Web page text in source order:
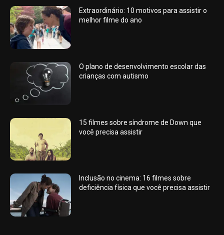
Extraordinário: 10 motivos para assistir o
melhor filme do ano
O plano de desenvolvimento escolar das
crianças com autismo
15 filmes sobre síndrome de Down que
você precisa assistir
Inclusão no cinema: 16 filmes sobre
deficiência física que você precisa assistir